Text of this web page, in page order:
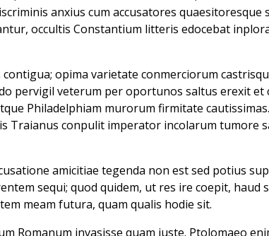
anxius cum accusatores quaesitoresque
occultis Constantium litteris edocebat
opima varietate conmerciorum
pervigil veterum per oportunos saltus erexit et
Philadelphiam murorum firmitate
conpulit imperator incolarum tumore
amicitiae tegenda non est sed potius
sequi; quod quidem, ut res ire coepit,
meam futura, quam qualis hodie sit.
Romanum invasisse quam iuste. Ptolomaeo